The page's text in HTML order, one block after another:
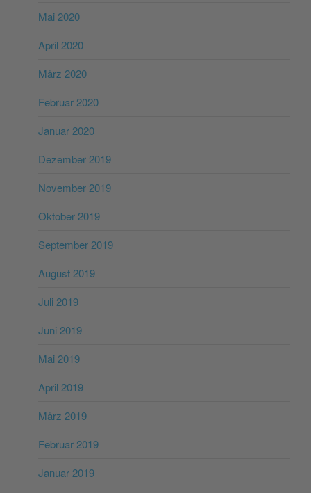
Mai 2020
April 2020
März 2020
Februar 2020
Januar 2020
Dezember 2019
November 2019
Oktober 2019
September 2019
August 2019
Juli 2019
Juni 2019
Mai 2019
April 2019
März 2019
Februar 2019
Januar 2019